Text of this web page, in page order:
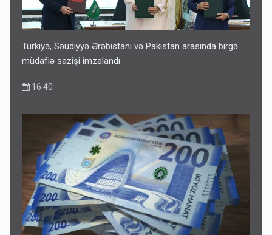
Türkiyə, Səudiyyə Ərəbistanı və Pakistan arasında birgə
müdafiə sazişi imzalandı
16:40